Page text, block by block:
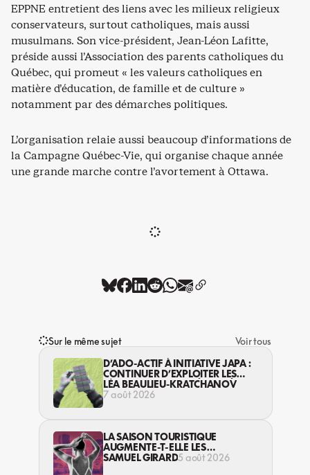
EPPNE entretient des liens avec les milieux religieux
conservateurs, surtout catholiques, mais aussi
musulmans. Son vice-président, Jean-Léon Lafitte,
préside aussi l’Association des parents catholiques du
Québec, qui promeut « les valeurs catholiques en
matière d’éducation, de famille et de culture »
notamment par des démarches politiques.
L’organisation relaie aussi beaucoup d’informations de
la Campagne Québec-Vie, qui organise chaque année
une grande marche contre l’avortement à Ottawa.
Sur le même sujet
Voir tous
D’ADO-ACTIF À INITIATIVE JAPA :
CONTINUER D’EXPLOITER LES
JEUNES… DANS LA LÉGALITÉ?
LÉA BEAULIEU-KRATCHANOV
7 août 2026
LA SAISON TOURISTIQUE
AUGMENTE-T-ELLE LES
VIOLENCES CONTRE LES
SAMUEL GIRARD5 août 2026